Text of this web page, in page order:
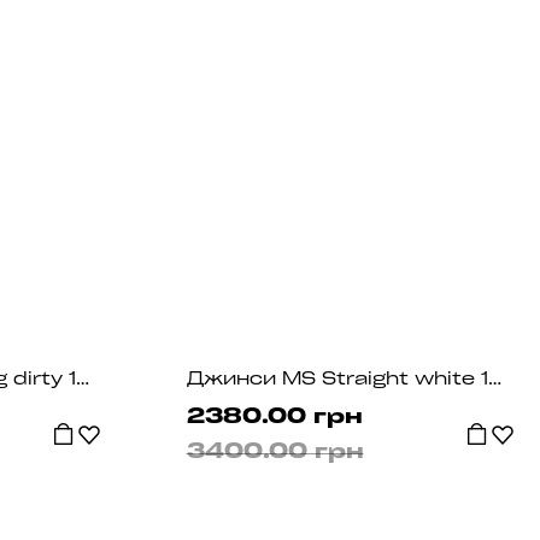
Джинси MS Wide Leg dirty 1034 Джинси MS Straight white 1033
2380.00 грн
3400.00 грн